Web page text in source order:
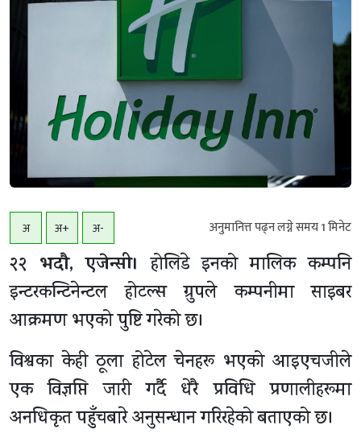
अ अ+ अ- अनुमानित्त पढ्न लग्ने समय1मिनेट
२२ भदाै, एजेन्सी। होलिडे इनको मालिक कम्पनि
इन्टरकन्टिनेन्टल होटल्स ग्रुपले कम्पनीमा साइबर
आक्रमण भएको पुष्टि गरेको छ।
विश्वका केही ठूला होटेल चेनहरू भएको आइएचजीले
एक विज्ञप्ति जारी गर्दै धेरै प्रविधि प्रणालीहरूमा
अनधिकृत पहुँचबारे अनुसन्धान गरिरहेको बताएको छ।